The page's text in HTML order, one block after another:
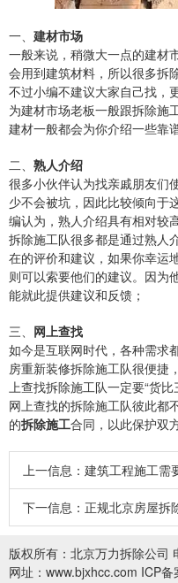
一、 建材市场
一般来说，稍微大一点的建材
会用到建筑材料，所以很多拆
不过小编不建议大家自己找，
为建材市场老板一般跟拆除施
建材一般都会为你介绍一些靠
二、 熟人介绍
很多小伙伴认为找亲戚朋友们
少不会被坑，因此比较倾向于
编认为，熟人介绍具有相对较
拆除施工队很多都是通过熟人
在的评价和建议，如果你幸运
则可以索要他们的建议。因为
能就此提供建议和反馈；
三、 网上查找
如今是互联网时代，各种需求
房重新装修拆除施工队很便捷
上查找拆除施工队一定要“货
网上查找的拆除施工队彼此都
的拆除施工合同，以此保护双
上一信息： 建筑工程施工需
下一信息： 正规北京房屋拆
版权所有： 北京万力拆除公司
网址：www.bjxhcc.com ICP备